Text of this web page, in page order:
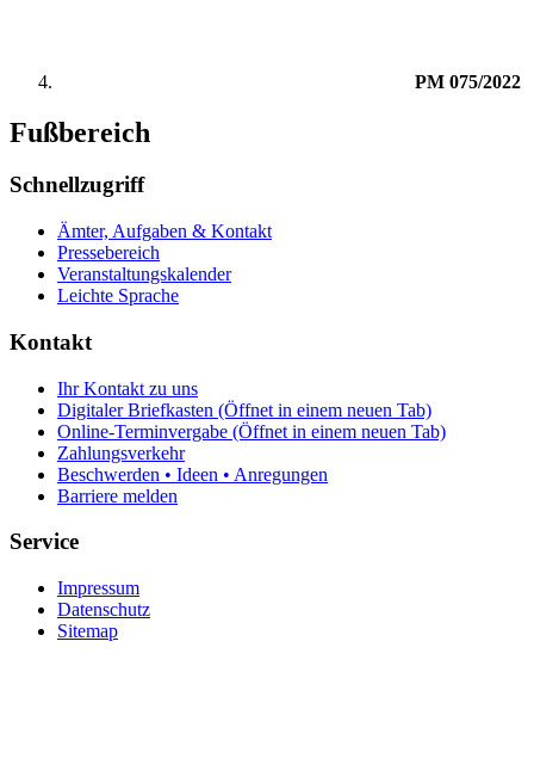
PM 075/2022
Fußbereich
Schnellzugriff
Ämter, Aufgaben & Kontakt
Pressebereich
Veranstaltungskalender
Leichte Sprache
Kontakt
Ihr Kontakt zu uns
Digitaler Briefkasten (Öffnet in einem neuen Tab)
Online-Terminvergabe (Öffnet in einem neuen Tab)
Zahlungsverkehr
Beschwerden • Ideen • Anregungen
Barriere melden
Service
Impressum
Datenschutz
Sitemap